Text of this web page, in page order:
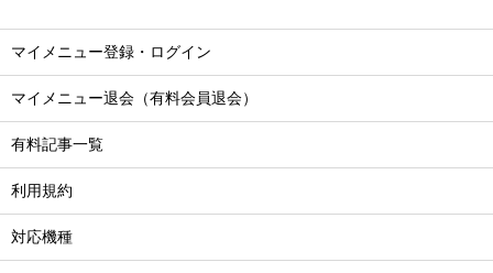
マイメニュー登録・ログイン
マイメニュー退会（有料会員退会）
有料記事一覧
利用規約
対応機種